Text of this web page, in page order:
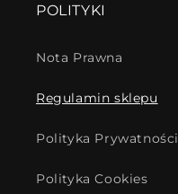
POLITYKI
Nota Prawna
Regulamin sklepu
Polityka Prywatności
Polityka Cookies